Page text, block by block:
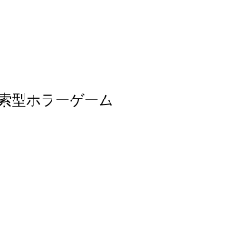
型ホラーゲーム